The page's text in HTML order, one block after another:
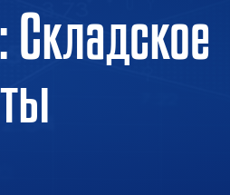
Складское